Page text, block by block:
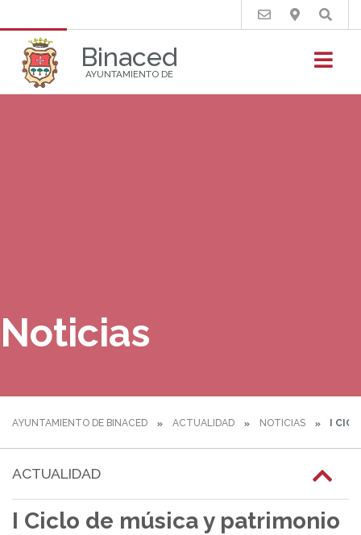
Binaced
AYUNTAMIENTO DE
Buscar
Noticias
AYUNTAMIENTO DE BINACED ACTUALIDAD NOTICIAS I
ACTUALIDAD
I Ciclo de música y patrimonio